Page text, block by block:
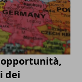
dei